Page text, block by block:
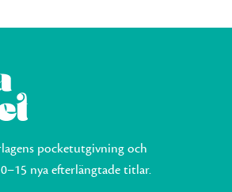
pocketutgivning och
nya efterlängtade titlar.